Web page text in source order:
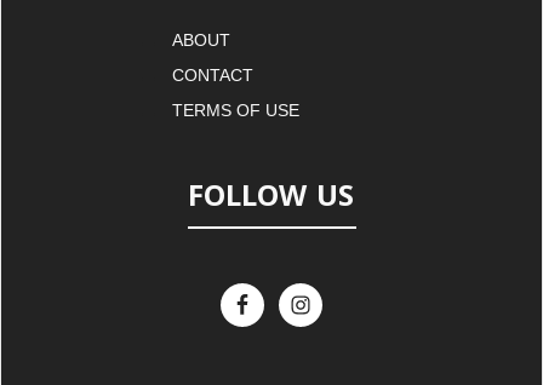
ABOUT
CONTACT
TERMS OF USE
FOLLOW US